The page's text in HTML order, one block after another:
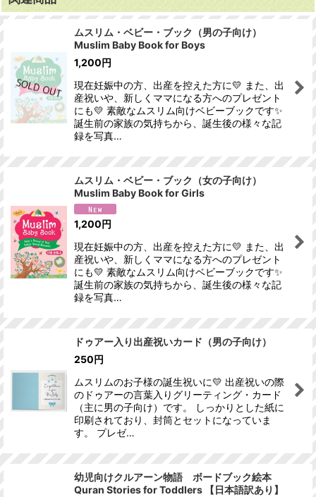
ムスリム・ベビー・ブック（男の子向け）
Muslim Baby Book for Boys
1,200円
現在妊娠中の方、出産を控えた方に💛 また、出
産祝いや、新しくママになる方へのプレゼント
にも💛 素敵なムスリム向けベビーブックです✨
誕生前の家族の気持ちから、誕生後の様々な記
録を写真…
ムスリム・ベビー・ブック（女の子向け）
Muslim Baby Book for Girls
1,200円
現在妊娠中の方、出産を控えた方に💛 また、出
産祝いや、新しくママになる方へのプレゼント
にも💛 素敵なムスリム向けベビーブックです✨
誕生前の家族の気持ちから、誕生後の様々な記
録を写真…
ドゥアー入り出産祝いカード（男の子向け）
250円
ムスリムのお子様の誕生祝いに💛 出産祝いの際
のドゥアーの言葉入りグリーティング・カード
（主に男の子向け）です。 しっかりとした紙に
印刷されており、封筒とセットになっていま
す。 プレゼ…
幼児向けクルアーン物語 ボードブック絵本
Quran Stories for Toddlers 【日本語訳あり】